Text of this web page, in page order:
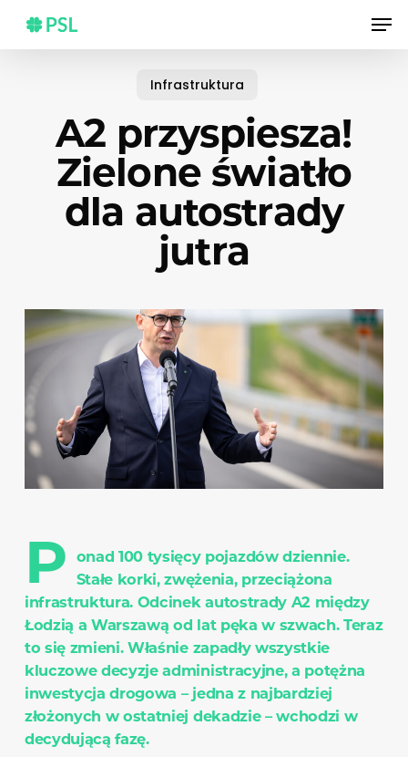
main
Infrastruktura
A2 przyspiesza!
Zielone światło
dla autostrady
jutra
P onad 100 tysięcy pojazdów dziennie.
Stałe korki, zwężenia, przeciążona
infrastruktura. Odcinek autostrady A2 między
Łodzią a Warszawą od lat pęka w szwach. Teraz
to się zmieni. Właśnie zapadły wszystkie
kluczowe decyzje administracyjne, a potężna
inwestycja drogowa – jedna z najbardziej
złożonych w ostatniej dekadzie – wchodzi w
decydującą fazę.